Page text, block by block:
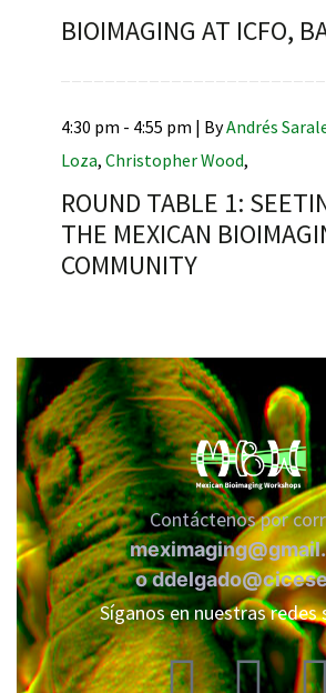
BIOIMAGING AT ICFO,
4:30 pm - 4:55 pm | ByAndrés
Loza, Christopher Wood,
ROUND TABLE 1:
THE MEXICAN
COMMUNITY
Contáctenos por
o
Síganos en nuestras redes